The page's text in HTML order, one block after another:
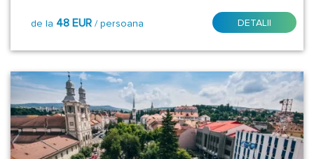
de la 48 EUR / persoana DETALII